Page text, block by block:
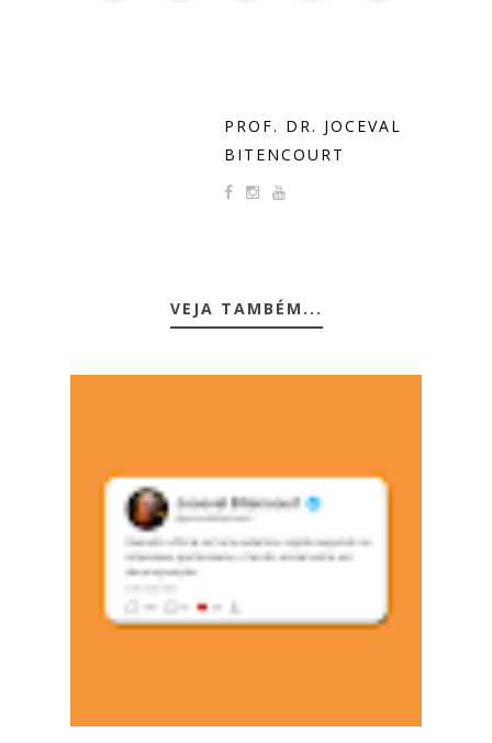
PROF. DR. JOCEVAL
BITENCOURT
VEJA TAMBÉM...